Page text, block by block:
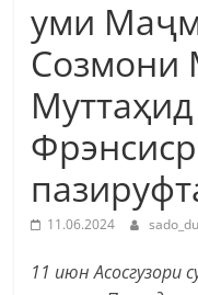
уми
Созмони
11.06.2024
11 июн